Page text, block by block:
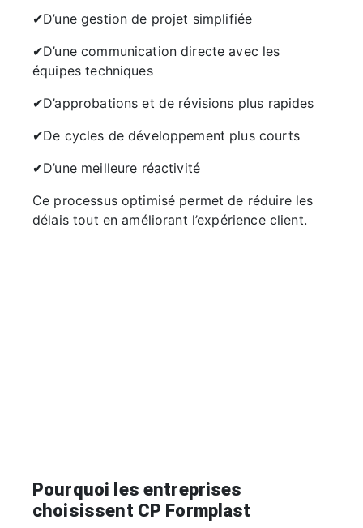
✔D’une gestion de projet simplifiée
✔D’une communication directe avec les
équipes techniques
✔D’approbations et de révisions plus rapides
✔De cycles de développement plus courts
✔D’une meilleure réactivité
Ce processus optimisé permet de réduire les
délais tout en améliorant l’expérience client.
Pourquoi les entreprises
choisissent CP Formplast